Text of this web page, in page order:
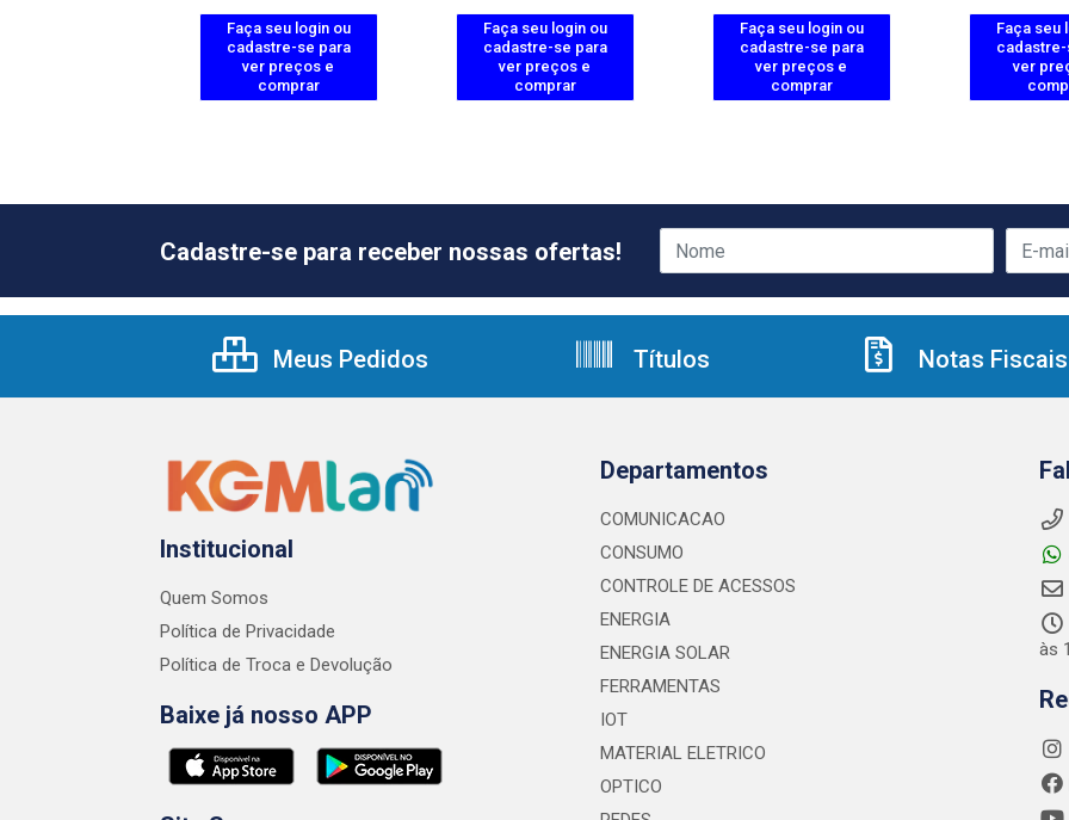
Faça seu login ou
cadastre-se para
ver preços e
comprar
Faça seu login ou
cadastre-se para
ver preços e
comprar
Faça seu login ou
cadastre-se para
ver preços e
comprar
Faça seu
ver
Cadastre-se para receber nossas ofertas!
Meus Pedidos Títulos Notas Fiscais
Institucional
Quem Somos
Política de Privacidade
Política de Troca e Devolução
Baixe já nosso APP
Departamentos
COMUNICACAO
CONSUMO
CONTROLE DE ACESSOS
ENERGIA
ENERGIA SOLAR
FERRAMENTAS
IOT
MATERIAL ELETRICO
OPTICO
às